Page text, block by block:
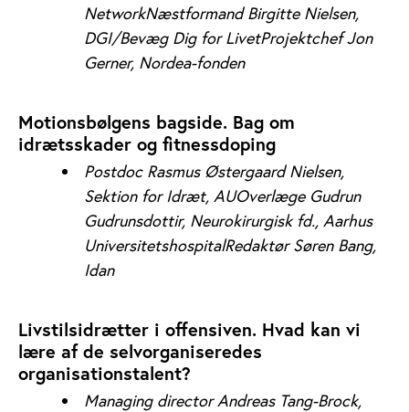
NetworkNæstformand Birgitte Nielsen,
DGI/Bevæg Dig for LivetProjektchef Jon
Gerner, Nordea-fonden
Motionsbølgens bagside. Bag om
idrætsskader og fitnessdoping
Postdoc Rasmus Østergaard Nielsen,
Sektion for Idræt, AUOverlæge Gudrun
Gudrunsdottir, Neurokirurgisk fd., Aarhus
UniversitetshospitalRedaktør Søren Bang,
Idan
Livstilsidrætter i offensiven. Hvad kan vi
lære af de selvorganiseredes
organisationstalent?
Managing director Andreas Tang-Brock,